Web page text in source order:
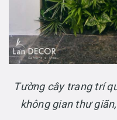
Tường cây trang trí
không gian thư